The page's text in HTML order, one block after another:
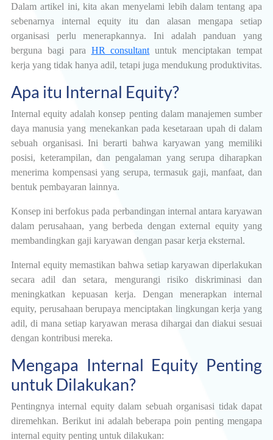
Dalam artikel ini, kita akan menyelami lebih dalam tentang apa
sebenarnya internal equity itu dan alasan mengapa setiap
organisasi perlu menerapkannya. Ini adalah panduan yang
berguna bagi para HR consultant untuk menciptakan tempat
kerja yang tidak hanya adil, tetapi juga mendukung produktivitas.
Apa itu Internal Equity?
Internal equity adalah konsep penting dalam manajemen sumber
daya manusia yang menekankan pada kesetaraan upah di dalam
sebuah organisasi. Ini berarti bahwa karyawan yang memiliki
posisi, keterampilan, dan pengalaman yang serupa diharapkan
menerima kompensasi yang serupa, termasuk gaji, manfaat, dan
bentuk pembayaran lainnya.
Konsep ini berfokus pada perbandingan internal antara karyawan
dalam perusahaan, yang berbeda dengan external equity yang
membandingkan gaji karyawan dengan pasar kerja eksternal.
Internal equity memastikan bahwa setiap karyawan diperlakukan
secara adil dan setara, mengurangi risiko diskriminasi dan
meningkatkan kepuasan kerja. Dengan menerapkan internal
equity, perusahaan berupaya menciptakan lingkungan kerja yang
adil, di mana setiap karyawan merasa dihargai dan diakui sesuai
dengan kontribusi mereka.
Mengapa Internal Equity Penting
untuk Dilakukan?
Pentingnya internal equity dalam sebuah organisasi tidak dapat
diremehkan. Berikut ini adalah beberapa poin penting mengapa
internal equity penting untuk dilakukan: